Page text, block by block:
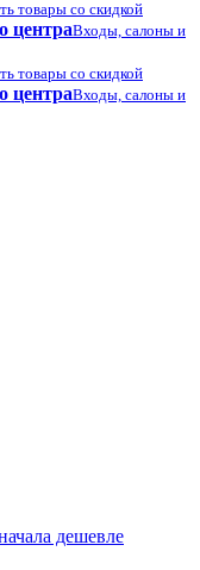
товары со скидкой
центраВходы, салоны и
товары со скидкой
центраВходы, салоны и
дешевле